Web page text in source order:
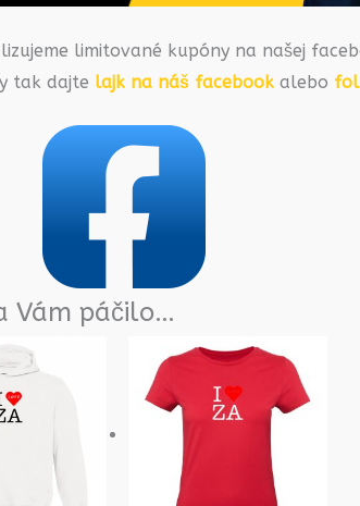
limitované kupóny na našej
tak dajte lajk na náš facebook alebo
Vám páčilo…